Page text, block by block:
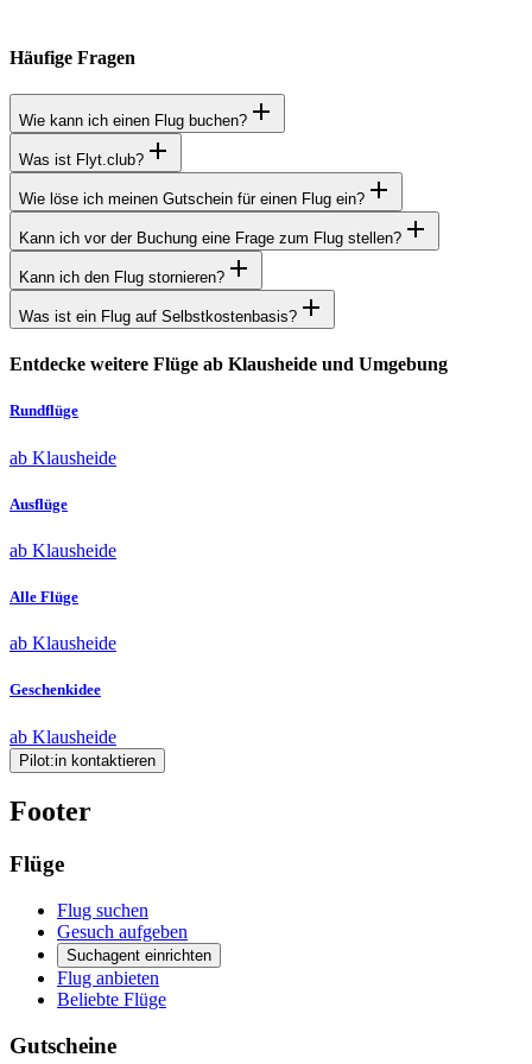
Häufige Fragen
Wie kann ich einen Flug buchen?
Was ist Flyt.club?
Wie löse ich meinen Gutschein für einen Flug ein?
Kann ich vor der Buchung eine Frage zum Flug stellen?
Kann ich den Flug stornieren?
Was ist ein Flug auf Selbstkostenbasis?
Entdecke weitere Flüge ab Klausheide und Umgebung
Rundflüge
ab Klausheide
Ausflüge
ab Klausheide
Alle Flüge
ab Klausheide
Geschenkidee
ab Klausheide
Pilot:in kontaktieren
Footer
Flüge
Flug suchen
Gesuch aufgeben
Suchagent einrichten
Flug anbieten
Beliebte Flüge
Gutscheine